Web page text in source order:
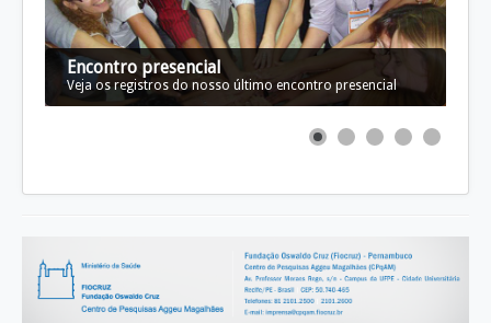
Encontro presencial
Veja os registros do nosso último encontro presencial